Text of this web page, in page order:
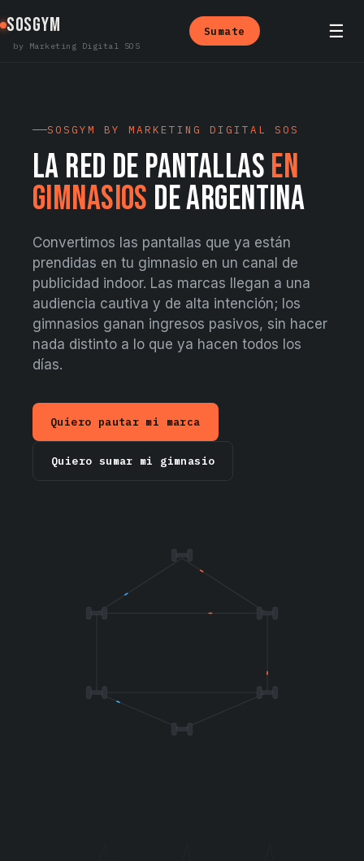
al
contenido
SOSGYM
by Marketing Digital SOS
Sumate ☰
SOSGYM BY MARKETING DIGITAL SOS
LA RED DE PANTALLASEN
GIMNASIOS DE ARGENTINA
Convertimos las pantallas que ya están
prendidas en tu gimnasio en un canal de
publicidad indoor. Las marcas llegan a una
audiencia cautiva y de alta intención; los
gimnasios ganan ingresos pasivos, sin hacer
nada distinto a lo que ya hacen todos los
días.
Quiero pautar mi marca
Quiero sumar mi gimnasio